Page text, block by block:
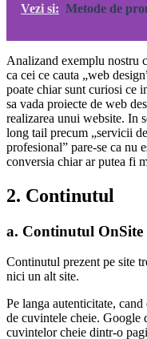
Vezi si: Metode de
Analizand exemplu nostru
ca cei ce cauta „web
poate chiar sunt curiosi ce
sa vada proiecte de web
realizarea unui website. In
long tail precum „servicii
profesional” pare-se ca nu
conversia chiar ar putea fi
2. Continutul
a. Continutul OnSite
Continutul prezent pe site
nici un alt site.
Pe langa autenticitate,
de cuvintele cheie. Google
cuvintelor cheie dintr-o